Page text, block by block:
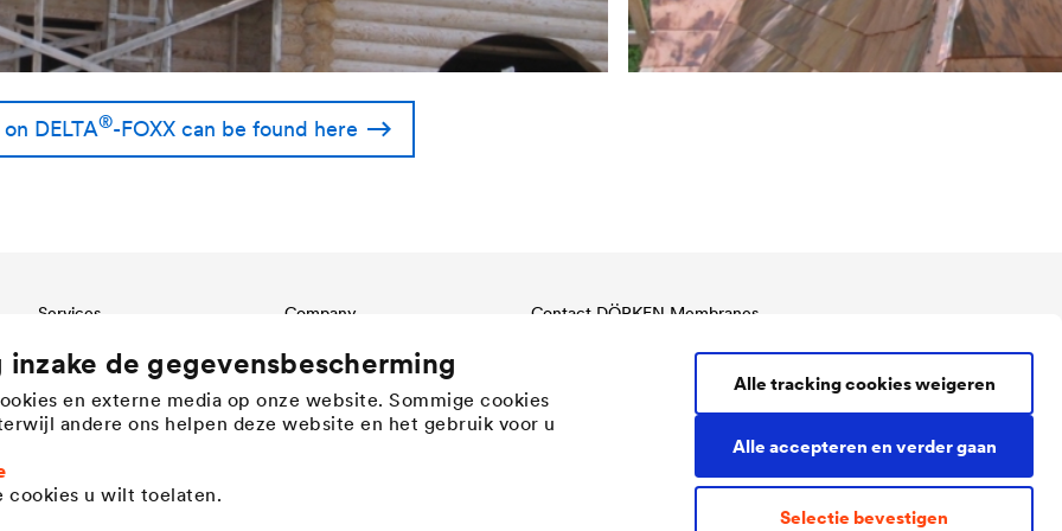
de gegevensbescherming
en externe media op onze website. Sommige cookies
andere ons helpen deze website en het gebruik voor u
cookies u wilt toelaten.
Alle accepteren en verder gaan
Selectie bevestigen
Alle tracking cookies weigeren
DELTA®-FOXX can be found here
Services
Download
International contact
Company
Structure
Werte
Contact DÖRKEN Membranes
Brusselsesteenweg 526 /10
1731 Zellik (Asse)